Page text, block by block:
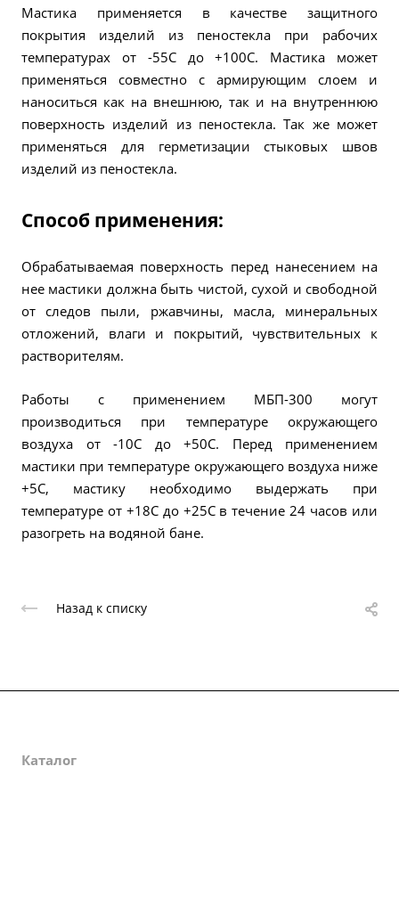
Мастика применяется в качестве защитного
покрытия изделий из пеностекла при рабочих
температурах от -55С до +100С. Мастика может
применяться совместно с армирующим слоем и
наноситься как на внешнюю, так и на внутреннюю
поверхность изделий из пеностекла. Так же может
применяться для герметизации стыковых швов
изделий из пеностекла.
Способ применения:
Обрабатываемая поверхность перед нанесением на
нее мастики должна быть чистой, сухой и свободной
от следов пыли, ржавчины, масла, минеральных
отложений, влаги и покрытий, чувствительных к
растворителям.
Работы с применением МБП-300 могут
производиться при температуре окружающего
воздуха от -10С до +50С. Перед применением
мастики при температуре окружающего воздуха ниже
+5С, мастику необходимо выдержать при
температуре от +18С до +25С в течение 24 часов или
разогреть на водяной бане.
Назад к списку
Каталог